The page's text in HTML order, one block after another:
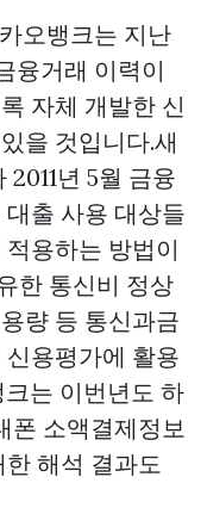
오뱅크는 지난
융거래 이력이
자체 개발한 신
을 것입니다.새
년 5월 금융
출 사용 대상들
용하는 방법이
한 통신비 정상
량 등 통신과금
용평가에 활용
는 이번년도 하
폰 소액결제정보
해석 결과도